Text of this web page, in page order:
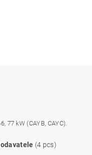
77 kW (CAYB, CAYC).
(4 pcs)